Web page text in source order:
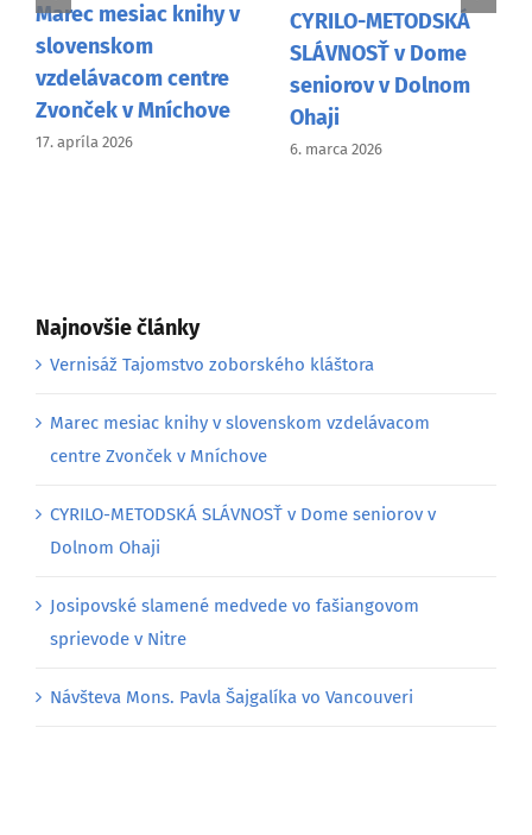
CYRILO-METODSKÁ
SLÁVNOSŤ v Dome
seniorov v Dolnom
Ohaji
6. marca 2026
medvede vo
fašiangovom
sprievode v Nitre
26. februára 2026
Najnovšie články
Vernisáž Tajomstvo zoborského kláštora
Marec mesiac knihy v slovenskom vzdelávacom
centre Zvonček v Mníchove
CYRILO-METODSKÁ SLÁVNOSŤ v Dome seniorov v
Dolnom Ohaji
Josipovské slamené medvede vo fašiangovom
sprievode v Nitre
Návšteva Mons. Pavla Šajgalíka vo Vancouveri